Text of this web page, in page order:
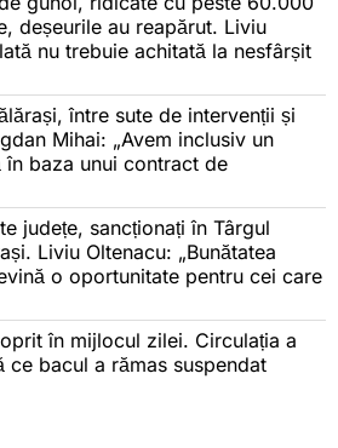
deșeurile au reapărut. Liviu
nu trebuie achitată la nesfârșit
între sute de intervenții și
Mihai: „Avem inclusiv un
baza unui contract de
județe, sancționați în Târgul
Liviu Oltenacu: „Bunătatea
o oportunitate pentru cei care
în mijlocul zilei. Circulația a
ce bacul a rămas suspendat